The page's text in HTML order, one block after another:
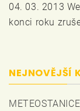
04. 03. 2013
konci roku
NEJNOVĚJŠÍ